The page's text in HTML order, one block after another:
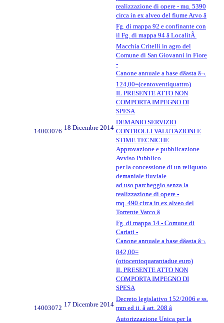
realizzazione di opere - mq. 5390
circa in ex alveo del fiume Arvo â
Fg. di mappa 92 e confinante con
il Fg. di mappa 94 â LocalitÃ
Macchia Critelli in agro del
Comune di San Giovanni in Fiore
-
Canone annuale a base dâasta â¬.
124,00=(centoventiquattro)
IL PRESENTE ATTO NON
COMPORTA IMPEGNO DI
SPESA
14003076 18 Dicembre 2014
DEMANIO SERVIZIO
CONTROLLI VALUTAZIONI E
STIME TECNICHE
Approvazione e pubblicazione
Avviso Pubblico
per la concessione di un reliquato
demaniale fluviale
ad uso parcheggio senza la
realizzazione di opere -
mq. 490 circa in ex alveo del
Torrente Varco â
Fg. di mappa 14 - Comune di
Cariati -
Canone annuale a base dâasta â¬.
842,00=
(ottocentoquarantadue euro)
IL PRESENTE ATTO NON
COMPORTA IMPEGNO DI
SPESA
14003072 17 Dicembre 2014
Decreto legislativo 152/2006 e ss.
mm ed ii. â art. 208 â
Autorizzazione Unica per la